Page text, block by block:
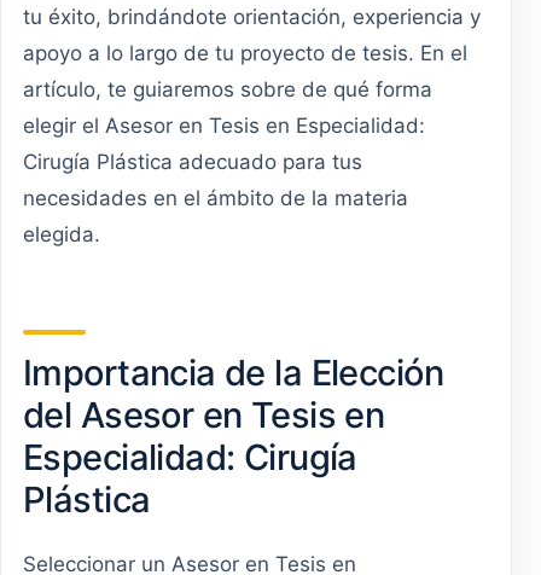
tu éxito, brindándote orientación, experiencia y
apoyo a lo largo de tu proyecto de tesis. En el
artículo, te guiaremos sobre de qué forma
elegir el Asesor en Tesis en Especialidad:
Cirugía Plástica adecuado para tus
necesidades en el ámbito de la materia
elegida.
Importancia de la Elección
del Asesor en Tesis en
Especialidad: Cirugía
Plástica
Seleccionar un Asesor en Tesis en